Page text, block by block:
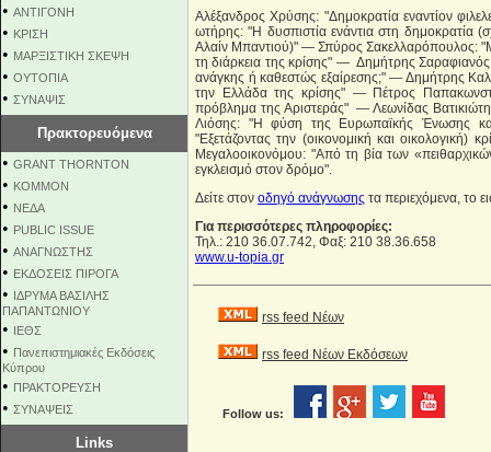
• ΑΝΤΙΓΟΝΗ
• ΚΡΙΣΗ
• ΜΑΡΞΙΣΤΙΚΗ ΣΚΕΨΗ
• ΟΥΤΟΠΙΑ
• ΣΥΝΑΨΙΣ
Πρακτορευόμενα
• GRANT THORNTON
• KOMMON
• NEΔΑ
• PUBLIC ISSUE
• ΑΝΑΓΝΩΣΤΗΣ
• ΕΚΔΟΣΕΙΣ ΠΙΡΟΓΑ
• ΙΔΡΥΜΑ ΒΑΣΙΛΗΣ
ΠΑΠΑΝΤΩΝΙΟΥ
• ΙΕΘΣ
• Πανεπιστημιακές Εκδόσεις
Κύπρου
• ΠΡΑΚΤΟΡΕΥΣΗ
• ΣΥΝΑΨΕΙΣ
Links
Αλέξανδρος Χρύσης: "Δημοκρατία εναντίον
ωτήρης: "Η δυσπιστία ενάντια στη δημοκρατία
Αλαίν Μπαντιού)" — Σπύρος Σακελλαρόπουλος:
τη διάρκεια της κρίσης" — Δημήτρης
ανάγκης ή καθεστώς εξαίρεσης;" — Δημήτρης
την Ελλάδα της κρίσης" — Πέτρος
πρόβλημα της Αριστεράς" — Λεωνίδας
Λιόσης: "Η φύση της Ευρωπαϊκής Ένωσης
"Εξετάζοντας την (οικονομική και
Μεγαλοοικονόμου: "Από τη βία των
εγκλεισμό στον δρόμο".
Δείτε στον οδηγό ανάγνωσης τα περιεχόμενα, το
Για περισσότερες πληροφορίες:
Τηλ.: 210 36.07.742, Φαξ: 210 38.36.658
www.u-topia.gr
rss feed Νέων
rss feed Νέων Εκδόσεων
Follow us: